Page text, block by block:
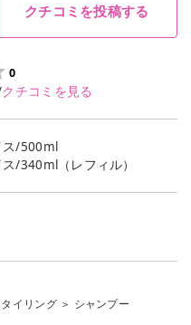
クチコミを投稿する
0
クチコミを見る
ス/500ml
/340ml（レフィル）
イリング＞ シャンプー